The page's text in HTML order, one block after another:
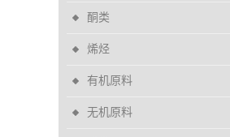
酮类
烯烃
有机原料
无机原料